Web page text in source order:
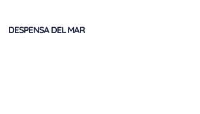
DESPENSA DEL MAR